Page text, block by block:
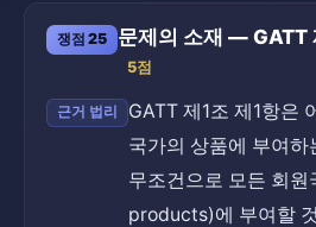
쟁점 25 문제의 소재 — GATT
5점
근거 법리
GATT 제1조 제1항은
국가의 상품에 부여하
무조건으로 모든 회
products)에 부여할